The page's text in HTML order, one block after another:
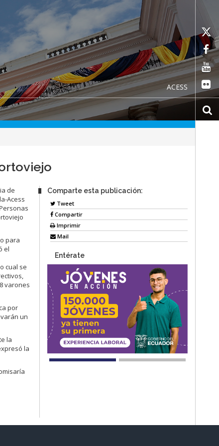
ACESS
de
Acess
para
el
cual se
varones
por
un
la
la
Comparte esta publicación:
Tweet
Compartir
Imprimir
Mail
Entérate